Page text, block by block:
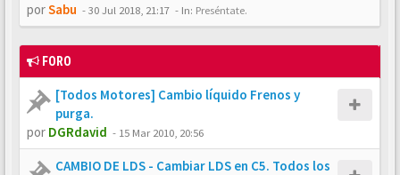
porSabu -30 Jul 2018, 21:17 - In: Preséntate.
FORO
[Todos Motores] Cambio líquido Frenos y
purga.
por DGRdavid - 15 Mar 2010, 20:56
CAMBIO DE LDS - Cambiar LDS en C5. Todos los